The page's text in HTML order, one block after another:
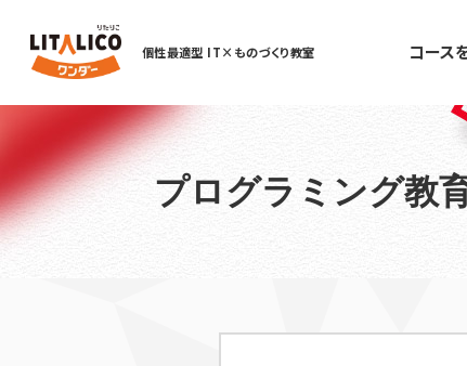
個性最適型 IT×ものづくり教室 コース
プログラミング教